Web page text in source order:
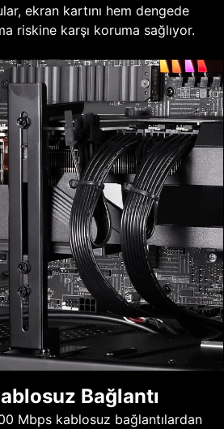
ekran kartını hem dengede
riskine karşı koruma sağlıyor.
Bağlantı
Mbps kablosuz bağlantılardan